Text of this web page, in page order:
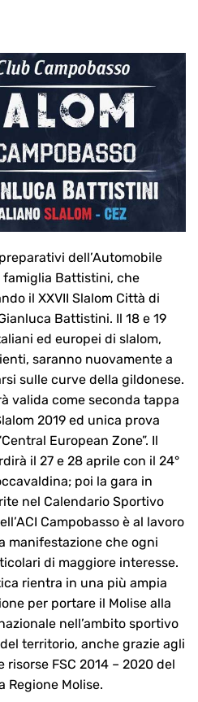
dell’Automobile
famiglia Battistini, che
il XXVII Slalom Città di
Battistini. Il 18 e 19
ed europei di slalom,
saranno nuovamente a
sulle curve della gildonese.
valida come seconda tappa
2019 ed unica prova
European Zone”. Il
il 27 e 28 aprile con il 24°
poi la gara in
nel Calendario Sportivo
Campobasso è al lavoro
manifestazione che ogni
di maggiore interesse.
rientra in una più ampia
per portare il Molise alla
nell’ambito sportivo
territorio, anche grazie agli
FSC 2014 – 2020 del
Regione Molise.